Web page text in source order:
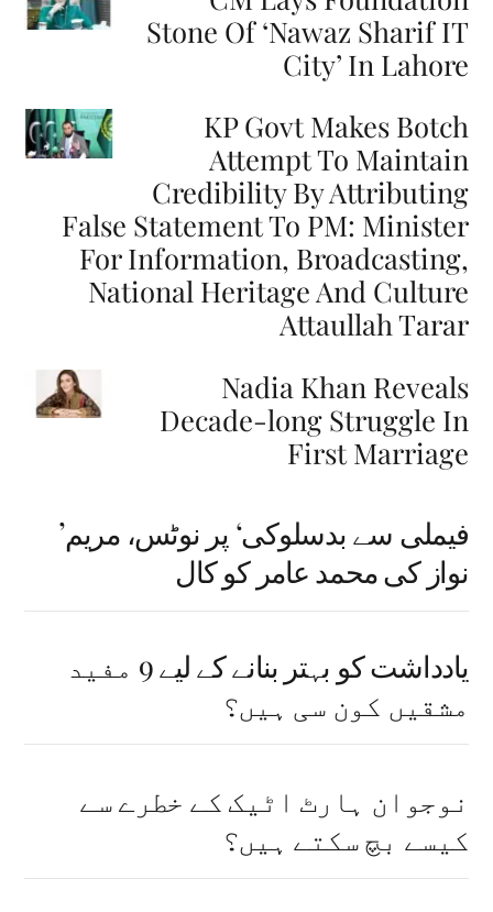
Stone Of ‘Nawaz Sharif IT
City’ In Lahore
KP Govt Makes Botch
Attempt To Maintain
Credibility By Attributing
False Statement To PM: Minister
For Information, Broadcasting,
National Heritage And Culture
Attaullah Tarar
Nadia Khan Reveals
Decade-long Struggle In
First Marriage
’فیملی سے بدسلوکی‘ پر نوٹس، مریم
نواز کی محمد عامر کو کال
یادداشت کو بہتر بنانے کے لیے 9 مفید
مشقیں کون سی ہیں؟
نوجوان ہارٹ اٹیک کے خطرے سے
کیسے بچ سکتے ہیں؟